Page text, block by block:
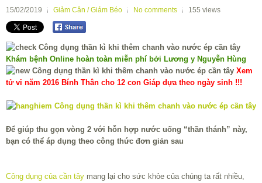
15/02/2019 Giảm Cân / Giảm Béo No comments 155 views
Khám bệnh Online hoàn toàn miễn phí bởi Lương y Nguyễn Hùng
Xem
tử vi năm 2016 Bính Thân cho 12 con Giáp dựa theo ngày sinh !!!
Để giúp thu gọn vòng 2 với hỗn hợp nước uống “thần thánh” này,
bạn có thể áp dụng theo công thức đơn giản sau
Công dụng của cần tây mang lại cho sức khỏe của chúng ta rất nhiều,